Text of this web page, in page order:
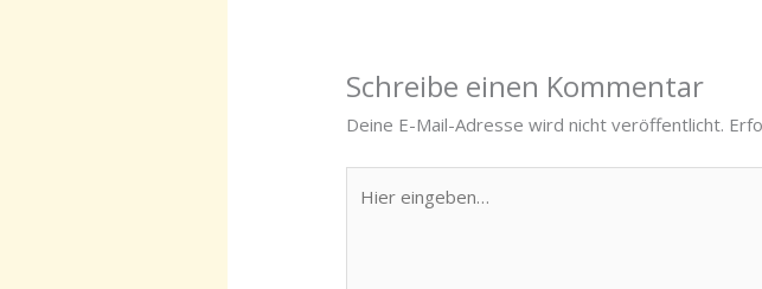
Schreibe einen Kommentar
Deine E-Mail-Adresse wird nicht veröffentlicht.
eingeben…